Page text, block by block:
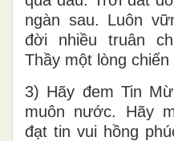
ngàn sau. Luôn
đời nhiều truân
Thầy một lòng
3) Hãy đem Tin
muôn nước. Hãy
đạt tin vui hồng